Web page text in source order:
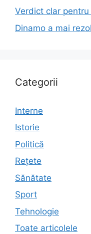
Verdict clar
Dinamo a mai
Categorii
Interne
Istorie
Politică
Rețete
Sănătate
Sport
Tehnologie
Toate articolele